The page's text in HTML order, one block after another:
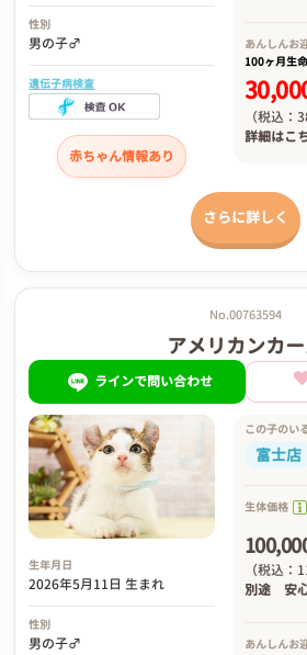
性別
男の子♂
遺伝子病検査
赤ちゃん情報あり
あんしんお
100ヶ月生
（税込：
詳細はこ
さらに詳しく
No.00763594
アメリカンカ
ラインで問い合わせ
生年月日
2026年5月11日 生まれ
性別
男の子♂
この子のい
富士店
生体価格
（税込：
別途 安
あんしんお